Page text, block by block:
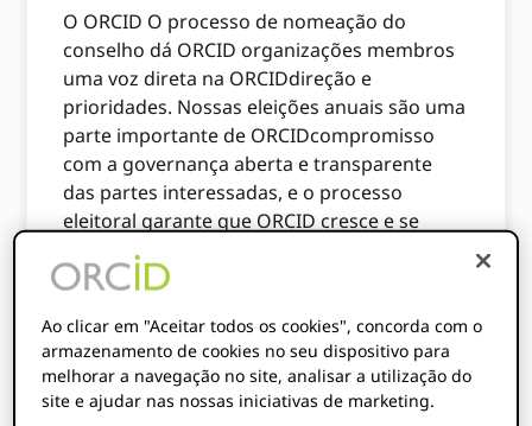
O ORCID O processo de nomeação do
conselho dá ORCID organizações membros
uma voz direta na ORCIDdireção e
prioridades. Nossas eleições anuais são uma
parte importante de ORCIDcompromisso
com a governança aberta e transparente
das partes interessadas, e o processo
eleitoral garante que ORCID cresce e se
desenvolve em estreita parceria com suas
organizações associadas.
Todas as ORCID as organizações membros
são elegíveis para nomear um representante
para concorrer à eleição para atuar como
Diretor-Membro no Conselho.
Ao clicar em "Aceitar todos os cookies", concorda com o
armazenamento de cookies no seu dispositivo para
melhorar a navegação no site, analisar a utilização do
site e ajudar nas nossas iniciativas de marketing.